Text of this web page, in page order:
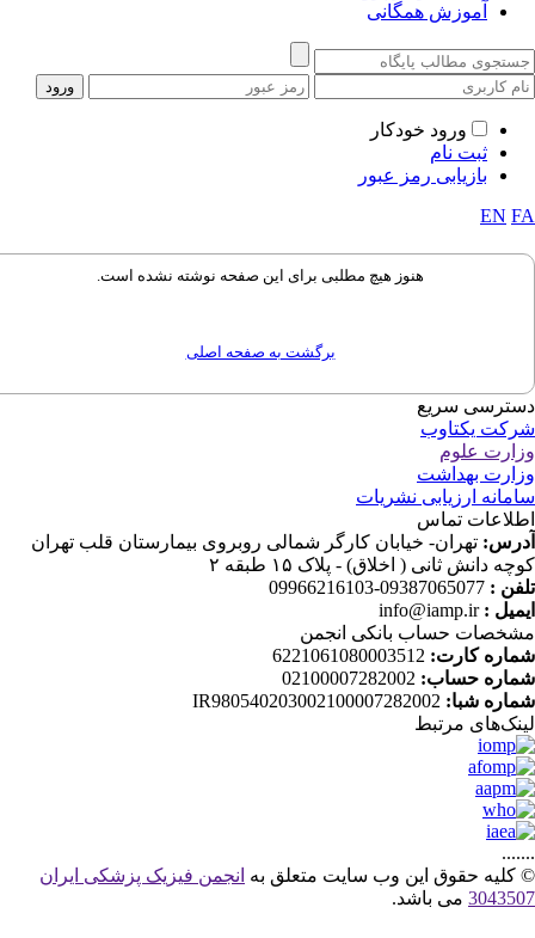
آموزش همگانی
ورود خودکار
ثبت نام
بازیابی رمز عبور
EN
هنوز هیچ مطلبی برای این صفحه نوشته نشده است.
برگشت به صفحه اصلی
سریع
یکتاوب
علوم
بهداشت
ارزیابی نشریات
تماس
تهران- خیابان کارگر شمالی روبروی بیمارستان قلب تهران
دانش ثانی ( اخلاق) - پلاک ۱۵ طبقه ۲
:
09387065077-09966216103
:
info@iamp.ir
حساب بانکی انجمن
کارت:6221061080003512
حساب:02100007282002
شبا:IR980540203002100007282002
مرتبط
حقوق این وب سایت متعلق بهانجمن فیزیک پزشکی ایران
می باشد.